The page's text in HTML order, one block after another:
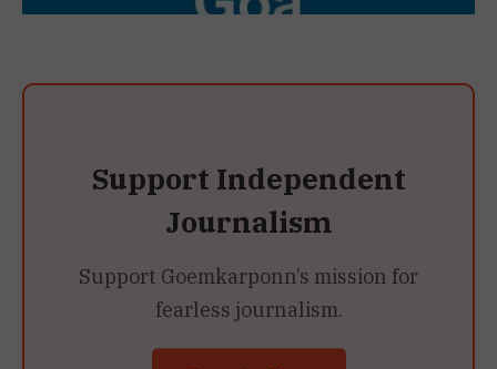
Support Independent
Journalism
Support Goemkarponn’s mission for
fearless journalism.